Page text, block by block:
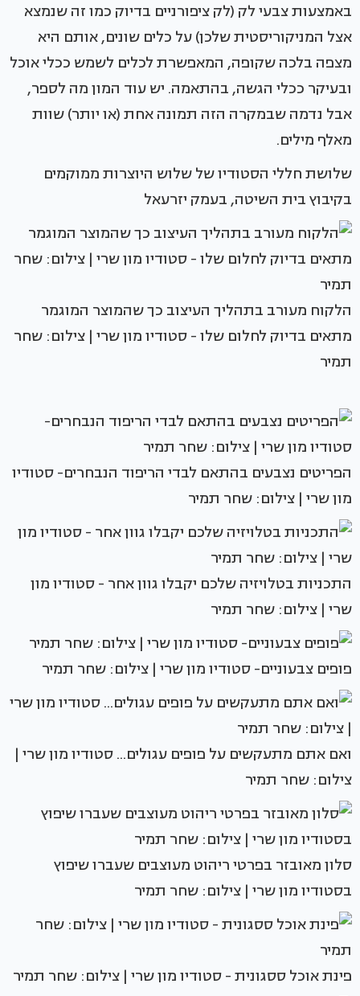
באמצעות צבעי לק (לק ציפורניים בדיוק כמו זה שנמצא
אצל המניקוריסטית שלכן) על כלים שונים, אותם היא
מצפה בלכה שקופה, המאפשרת לכלים לשמש ככלי אוכל
ובעיקר ככלי הגשה, בהתאמה. יש עוד המון מה לספר,
אבל נדמה שבמקרה הזה תמונה אחת (או יותר) שוות
מאלף מילים.
שלושת חללי הסטודיו של שלוש היוצרות ממוקמים
בקיבוץ בית השיטה, בעמק יזרעאל
הלקוח מעורב בתהליך העיצוב כך שהמוצר המוגמר
מתאים בדיוק לחלום שלו - סטודיו מון שרי | צילום: שחר
תמיר
הפריטים נצבעים בהתאם לבדי הריפוד הנבחרים- סטודיו
מון שרי | צילום: שחר תמיר
התכניות בטלויזיה שלכם יקבלו גוון אחר - סטודיו מון
שרי | צילום: שחר תמיר
פופים צבעוניים- סטודיו מון שרי | צילום: שחר תמיר
ואם אתם מתעקשים על פופים עגולים... סטודיו מון שרי |
צילום: שחר תמיר
סלון מאובזר בפרטי ריהוט מעוצבים שעברו שיפוץ
בסטודיו מון שרי | צילום: שחר תמיר
פינת אוכל ססגונית - סטודיו מון שרי | צילום: שחר תמיר